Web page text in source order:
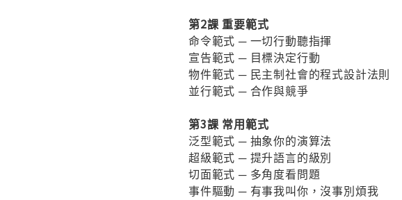
第2課 重要範式
命令範式 ─ 一切行動聽指揮
宣告範式 ─ 目標決定行動
物件範式 ─ 民主制社會的程式設計法則
並行範式 ─ 合作與競爭
第3課 常用範式
泛型範式 ─ 抽象你的演算法
超級範式 ─ 提升語言的級別
切面範式 ─ 多角度看問題
事件驅動 ─ 有事我叫你，沒事別煩我